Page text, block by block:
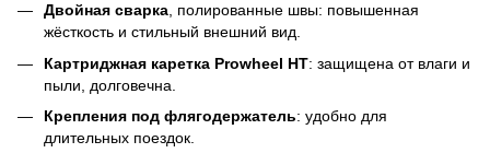
Двойная сварка , полированные швы: повышенная
жёсткость и стильный внешний вид.
Картриджная каретка Prowheel HT: защищена от влаги и
пыли, долговечна.
Крепления под флягодержатель: удобно для
длительных поездок.